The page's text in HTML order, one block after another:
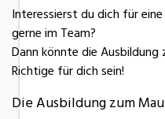
Interessierst du dich für
gerne im Team?
Dann könnte die Ausbildung
Richtige für dich sein!
Die Ausbildung zum